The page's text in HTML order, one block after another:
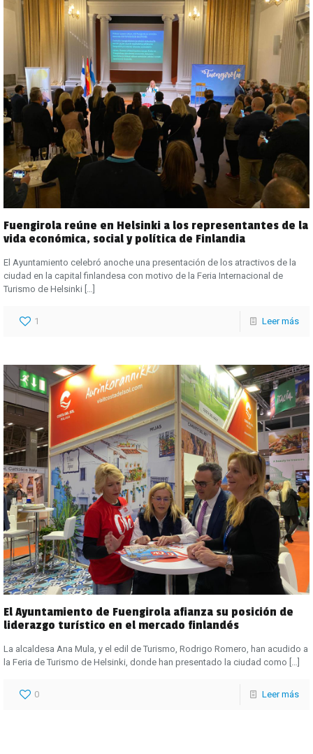
Fuengirola reúne en Helsinki a los representantes de la
vida económica, social y política de Finlandia
El Ayuntamiento celebró anoche una presentación de los atractivos de la
ciudad en la capital finlandesa con motivo de la Feria Internacional de
Turismo de Helsinki […]
1 Leer más
El Ayuntamiento de Fuengirola afianza su posición de
liderazgo turístico en el mercado finlandés
La alcaldesa Ana Mula, y el edil de Turismo, Rodrigo Romero, han acudido a
la Feria de Turismo de Helsinki, donde han presentado la ciudad como […]
0 Leer más